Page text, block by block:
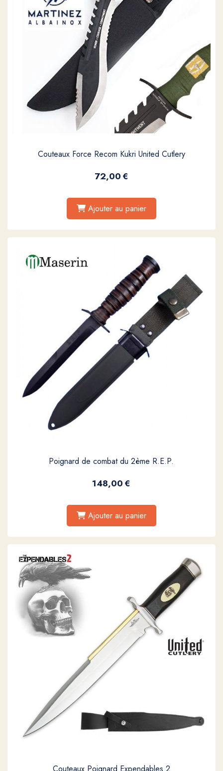
Couteaux Force Recom Kukri United Cutlery
72,00€
Ajouter au panier
Poignard de combat du 2ème R.E.P.
148,00€
Ajouter au panier